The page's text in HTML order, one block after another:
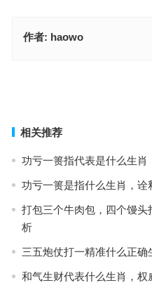
作者: haowo
相关推荐
功亏一篑指代表是什么生肖
功亏一篑是指什么生肖，诠
打包三个牛肉包，四个馒
析
三五炮仗打一精准什么正
和气生财代表什么生肖，权